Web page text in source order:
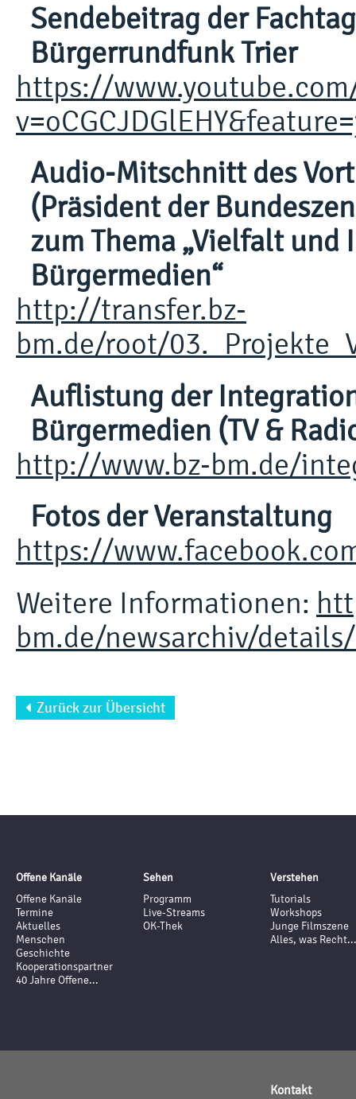
Sendebeitrag der
Bürgerrundfunk Trier
https://
Audio-Mitschnitt des
(Präsident der
zum Thema „Vielfalt
Bürgermedien“
http://transfer.bz-
bm.de/root/
Auflistung der
Bürgermedien (TV &
http://www.bz-bm.de/
Fotos der Veranstaltung
https://
Weitere Informationen:
bm.de/newsarchiv/
Zurück zur Übersicht
Offene Kanäle
Offene Kanäle
Termine
Aktuelles
Menschen
Geschichte
Kooperationspartner
40 Jahre Offene...
Sehen
Programm
Live-Streams
OK-Thek
Verstehen
Tutorials
Workshops
Junge Filmszene
Alles, was Recht...
Kontakt